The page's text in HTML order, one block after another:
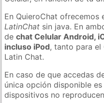
En QuieroChat ofrecemos
LatinChat sin java. En
dechat Celular Android,
incluso iPod, tanto para el
Latin Chat.
En caso de que accedas
única opción disponible
dispositivos no